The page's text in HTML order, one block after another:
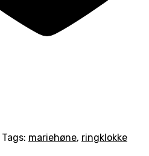
Tags: mariehøne, ringklokke